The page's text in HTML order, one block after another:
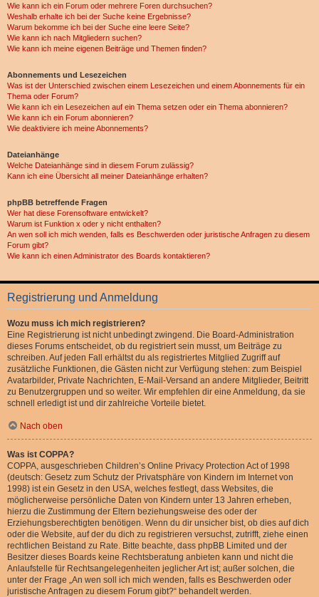
Wie kann ich ein Forum oder mehrere Foren durchsuchen?
Weshalb erhalte ich bei der Suche keine Ergebnisse?
Warum bekomme ich bei der Suche eine leere Seite?
Wie kann ich nach Mitgliedern suchen?
Wie kann ich meine eigenen Beiträge und Themen finden?
Abonnements und Lesezeichen
Was ist der Unterschied zwischen einem Lesezeichen und einem Abonnements für ein
Thema oder Forum?
Wie kann ich ein Lesezeichen auf ein Thema setzen oder ein Thema abonnieren?
Wie kann ich ein Forum abonnieren?
Wie deaktiviere ich meine Abonnements?
Dateianhänge
Welche Dateianhänge sind in diesem Forum zulässig?
Kann ich eine Übersicht all meiner Dateianhänge erhalten?
phpBB betreffende Fragen
Wer hat diese Forensoftware entwickelt?
Warum ist Funktion x oder y nicht enthalten?
An wen soll ich mich wenden, falls es Beschwerden oder juristische Anfragen zu diesem
Forum gibt?
Wie kann ich einen Administrator des Boards kontaktieren?
Registrierung und Anmeldung
Wozu muss ich mich registrieren?
Eine Registrierung ist nicht unbedingt zwingend. Die Board-Administration
dieses Forums entscheidet, ob du registriert sein musst, um Beiträge zu
schreiben. Auf jeden Fall erhältst du als registriertes Mitglied Zugriff auf
zusätzliche Funktionen, die Gästen nicht zur Verfügung stehen: zum Beispiel
Avatarbilder, Private Nachrichten, E-Mail-Versand an andere Mitglieder, Beitritt
zu Benutzergruppen und so weiter. Wir empfehlen dir eine Anmeldung, da sie
schnell erledigt ist und dir zahlreiche Vorteile bietet.
Nach oben
Was ist COPPA?
COPPA, ausgeschrieben Children’s Online Privacy Protection Act of 1998
(deutsch: Gesetz zum Schutz der Privatsphäre von Kindern im Internet von
1998) ist ein Gesetz in den USA, welches festlegt, dass Websites, die
möglicherweise persönliche Daten von Kindern unter 13 Jahren erheben,
hierzu die Zustimmung der Eltern beziehungsweise des oder der
Erziehungsberechtigten benötigen. Wenn du dir unsicher bist, ob dies auf dich
oder die Website, auf der du dich zu registrieren versuchst, zutrifft, ziehe einen
rechtlichen Beistand zu Rate. Bitte beachte, dass phpBB Limited und der
Besitzer dieses Boards keine Rechtsberatung anbieten kann und nicht die
Anlaufstelle für Rechtsangelegenheiten jeglicher Art ist; außer solchen, die
unter der Frage „An wen soll ich mich wenden, falls es Beschwerden oder
juristische Anfragen zu diesem Forum gibt?“ behandelt werden.